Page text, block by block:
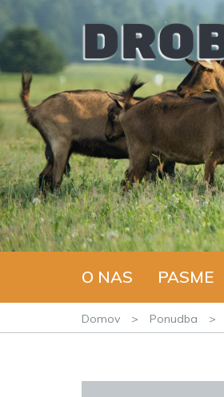
O NAS PASME
Domov > Ponudba >